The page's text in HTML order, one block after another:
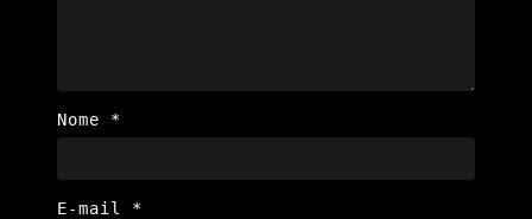
Nome *
E-mail *